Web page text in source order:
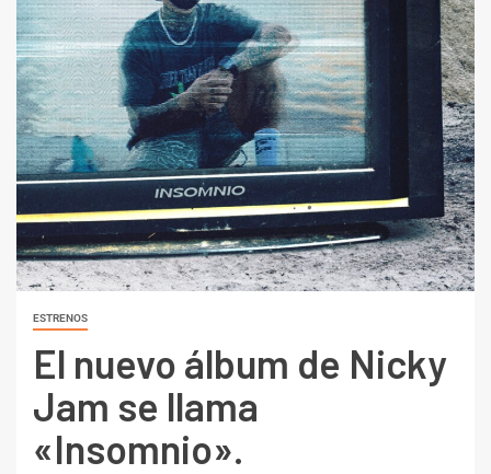
ESTRENOS
El nuevo álbum de Nicky
Jam se llama
«Insomnio».